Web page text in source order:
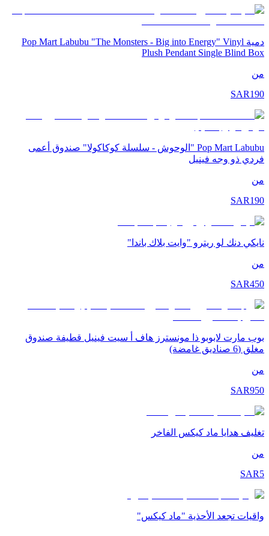
دمية Pop Mart Labubu "The Monsters - Big into Energy" Vinyl
Plush Pendant Single Blind Box
من
SAR190
Pop Mart Labubu "الوحوش - سلسلة كوكاكولا" صندوق أعمى
فردي ذو وجه فينيل
من
SAR190
نايكي دنك لو ريترو "وايت بلاك باندا"
من
SAR450
بوب مارت لابوبو ذا مونسترز هاف أ سيت فينيل قطيفة صندوق
مغلق (6 صناديق غامضة)
من
SAR950
تغليف هدايا ماد كيكس الفاخر
من
SAR5
واقيات تجعد الأحذية "ماد كيكس"